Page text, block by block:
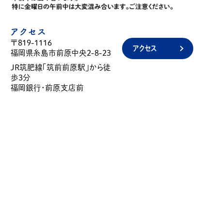
アクセス
〒819-1116
福岡県糸島市前原中央2-8-23
JR筑肥線「筑前前原駅」から徒
歩3分
福岡銀行・前原支店前
アクセス